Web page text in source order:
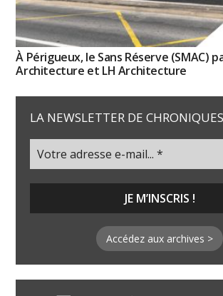
À Périgueux, le Sans Réserve (SMAC)
Architecture et LH Architecture
LA NEWSLETTER DE
Accédez aux archives >